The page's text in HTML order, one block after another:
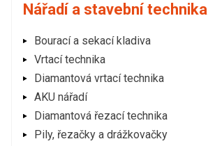
Nářadí a stavební technika
Bourací a sekací kladiva
Vrtací technika
Diamantová vrtací technika
AKU nářadí
Diamantová řezací technika
Pily, řezačky a drážkovačky